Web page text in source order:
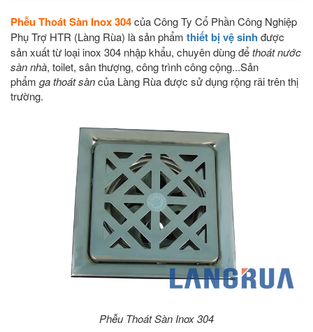
Phễu Thoát Sàn Inox 304của Công Ty Cổ Phần Công Nghiệp
Phụ Trợ HTR (Làng Rùa) là sản phẩm thiết bị vệ sinh được
sản xuất từ loại inox 304 nhập khẩu, chuyên dùng đểthoát nước
sàn nhà, toilet, sân thượng, công trình công cộng...Sản
phẩm ga thoát sàncủa Làng Rùa được sử dụng rộng rãi trên thị
trường.
Phễu Thoát Sàn Inox 304